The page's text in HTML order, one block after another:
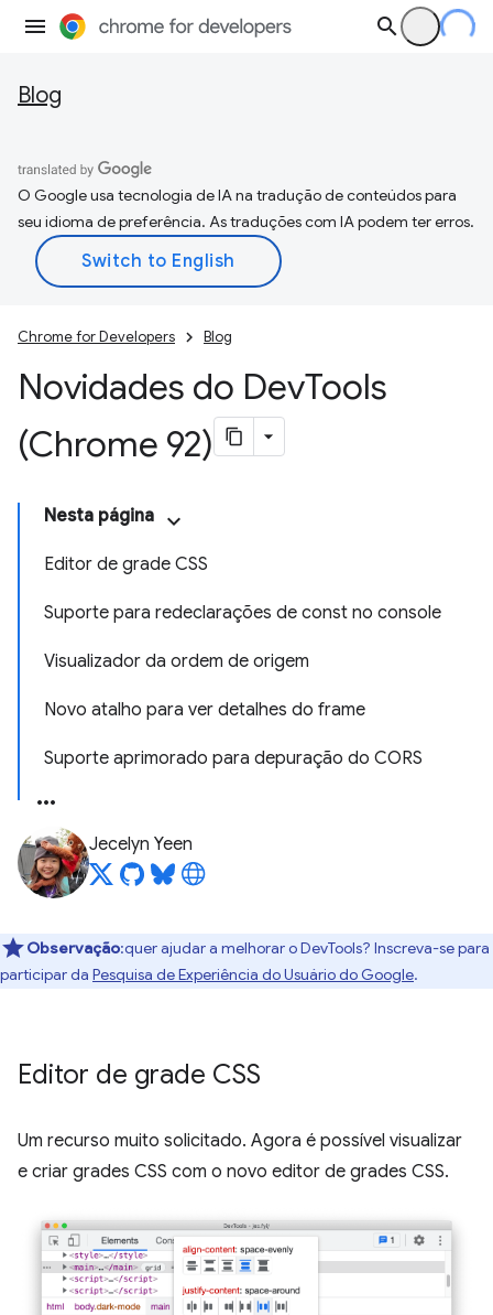
Blog
O Google usa tecnologia de IA na tradução de conteúdos para
seu idioma de preferência. As traduções com IA podem ter erros.
Chrome for Developers Blog
Novidades do DevTools
(Chrome 92)
Nesta página
Editor de grade CSS
Suporte para redeclarações de const no console
Visualizador da ordem de origem
Novo atalho para ver detalhes do frame
Suporte aprimorado para depuração do CORS
Jecelyn Yeen
Observação:quer ajudar a melhorar o DevTools? Inscreva-se para
participar da Pesquisa de Experiência do Usuário do Google.
Editor de grade CSS
Um recurso muito solicitado. Agora é possível visualizar
e criar grades CSS com o novo editor de grades CSS.